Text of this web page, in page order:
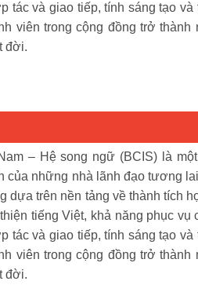
tác và giao tiếp, tính sáng tạo và
viên trong cộng đồng trở
đời.
– Hệ song ngữ (BCIS) là
của những nhà lãnh đạo tương
dựa trên nền tảng về thành tích
tiếng Việt, khả năng phục vụ
tác và giao tiếp, tính sáng tạo và
viên trong cộng đồng trở
đời.